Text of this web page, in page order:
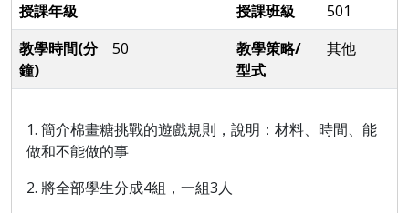
授課年級
授課班級
501
教學時間(分
鐘)
50
教學策略/
型式
其他
1. 簡介棉畫糖挑戰的遊戲規則，說明：材料、時間、能
做和不能做的事
2. 將全部學生分成4組，一組3人